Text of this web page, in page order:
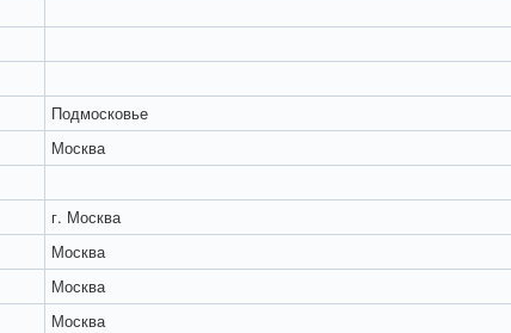
Подмосковье
Москва
г. Москва
Москва
Москва
Москва